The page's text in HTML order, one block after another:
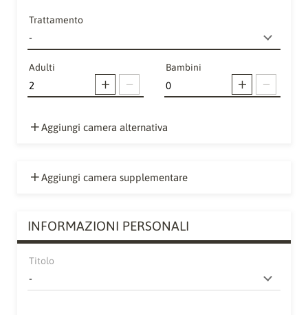
Trattamento
Adulti Bambini
Aggiungi camera alternativa
Aggiungi camera supplementare
INFORMAZIONI PERSONALI
Titolo